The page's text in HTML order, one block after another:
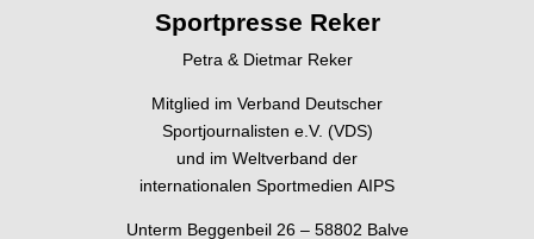
Sportpresse Reker
Petra & Dietmar Reker
Mitglied im Verband Deutscher
Sportjournalisten e.V. (VDS)
und im Weltverband der
internationalen Sportmedien AIPS
Unterm Beggenbeil 26 – 58802 Balve